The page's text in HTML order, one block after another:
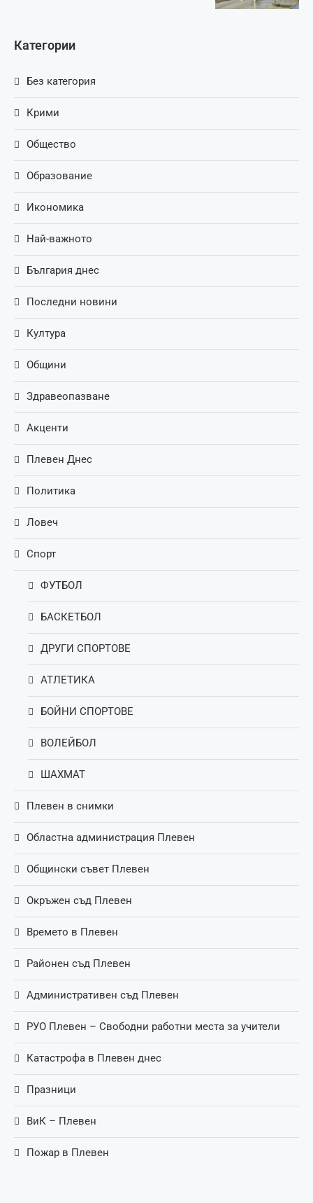
Категории
Без категория
Крими
Общество
Образование
Икономика
Най-важното
България днес
Последни новини
Култура
Общини
Здравеопазване
Акценти
Плевен Днес
Политика
Ловеч
Спорт
ФУТБОЛ
БАСКЕТБОЛ
ДРУГИ СПОРТОВЕ
АТЛЕТИКА
БОЙНИ СПОРТОВЕ
ВОЛЕЙБОЛ
ШАХМАТ
Плевен в снимки
Областна администрация Плевен
Общински съвет Плевен
Окръжен съд Плевен
Времето в Плевен
Районен съд Плевен
Административен съд Плевен
РУО Плевен – Свободни работни места за учители
Катастрофа в Плевен днес
Празници
ВиК – Плевен
Пожар в Плевен